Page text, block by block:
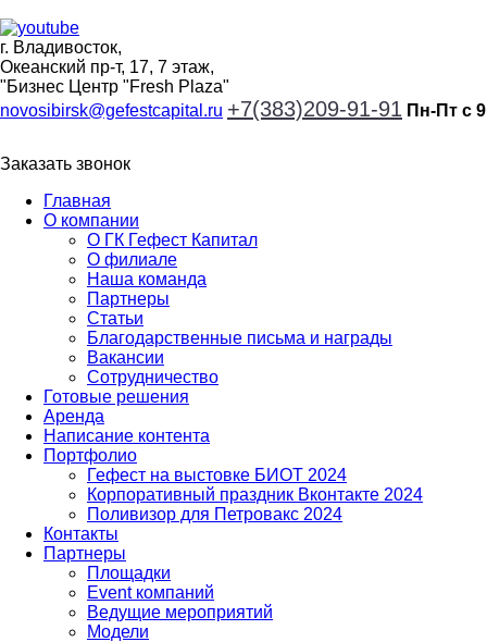
г. Владивосток,
Океанский пр-т, 17, 7 этаж,
"Бизнес Центр "Fresh Plaza"
novosibirsk@gefestcapital.ru +7(383)209-91-91 Пн-Пт с
Заказать звонок
Главная
О компании
О ГК Гефест Капитал
О филиале
Наша команда
Партнеры
Статьи
Благодарственные письма и награды
Вакансии
Сотрудничество
Готовые решения
Аренда
Написание контента
Портфолио
Гефест на выстовке БИОТ 2024
Корпоративный праздник Вконтакте 2024
Поливизор для Петровакс 2024
Контакты
Партнеры
Площадки
Event компаний
Ведущие мероприятий
Модели